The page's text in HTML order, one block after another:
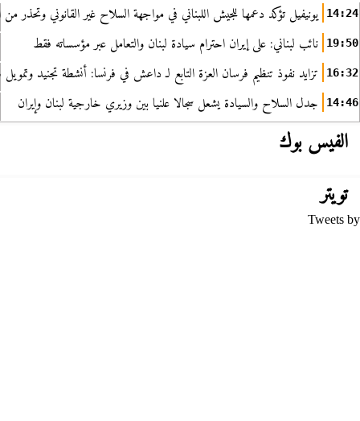
14:24 يونيفيل تؤكد دعمها للجيش اللبناني في مواجهة السلاح غير القانوني وتحذر من
19:50 نائب لبناني: على إيران احترام سيادة لبنان والتعامل عبر مؤسساته فقط
16:32 تزايد نفوذ تنظيم فرسان العزة التابع لـ داعش في فرنسا: أنشطة تجنيد
14:46 جدل السلاح والسيادة يشعل سجالا علنيا بين وزيري خارجية لبنان وإيران
الفيس بوك
تويتر
Tweets by